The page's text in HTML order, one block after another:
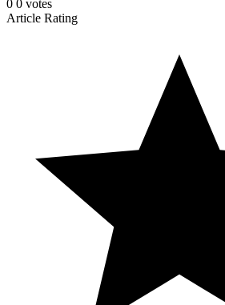
0 0 votes
Article Rating